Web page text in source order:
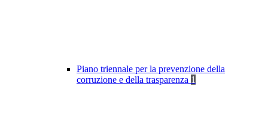
Piano triennale per la prevenzione della
corruzione e della trasparenza 1